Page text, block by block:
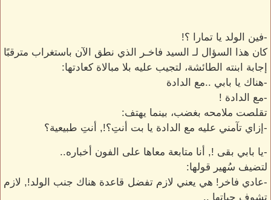
-فين الولد يا تمارا ؟!
كان هذا السؤال لـ السيد فاخـر الذي نطق الآن باستغراب مترقبًا
إجابة ابنته الطائشة، لتجيب عليه بلا مبالاة كعادتها:
-هناك يا بابي ..مع الدادة
-مع الدادة !
تقلصت ملامحه بغضب، بينما يهتف:
-إزاي تآمني عليه مع الدادة يا بت أنتِ؟!, أنتِ طبيعية؟
-يا بابي بقى !, أنا متابعة معاها على الفون أخباره..
لتضيف سُهير قولها:
-عادي فاخر! هي يعني لازم تفضل قاعدة هناك جنب الولد!, لازم
تشوف حياتها ..